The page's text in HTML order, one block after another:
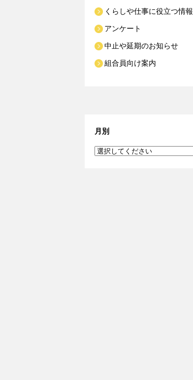
くらしや仕事に役立つ情報
アンケート
中止や延期のお知らせ
組合員向け案内
月別